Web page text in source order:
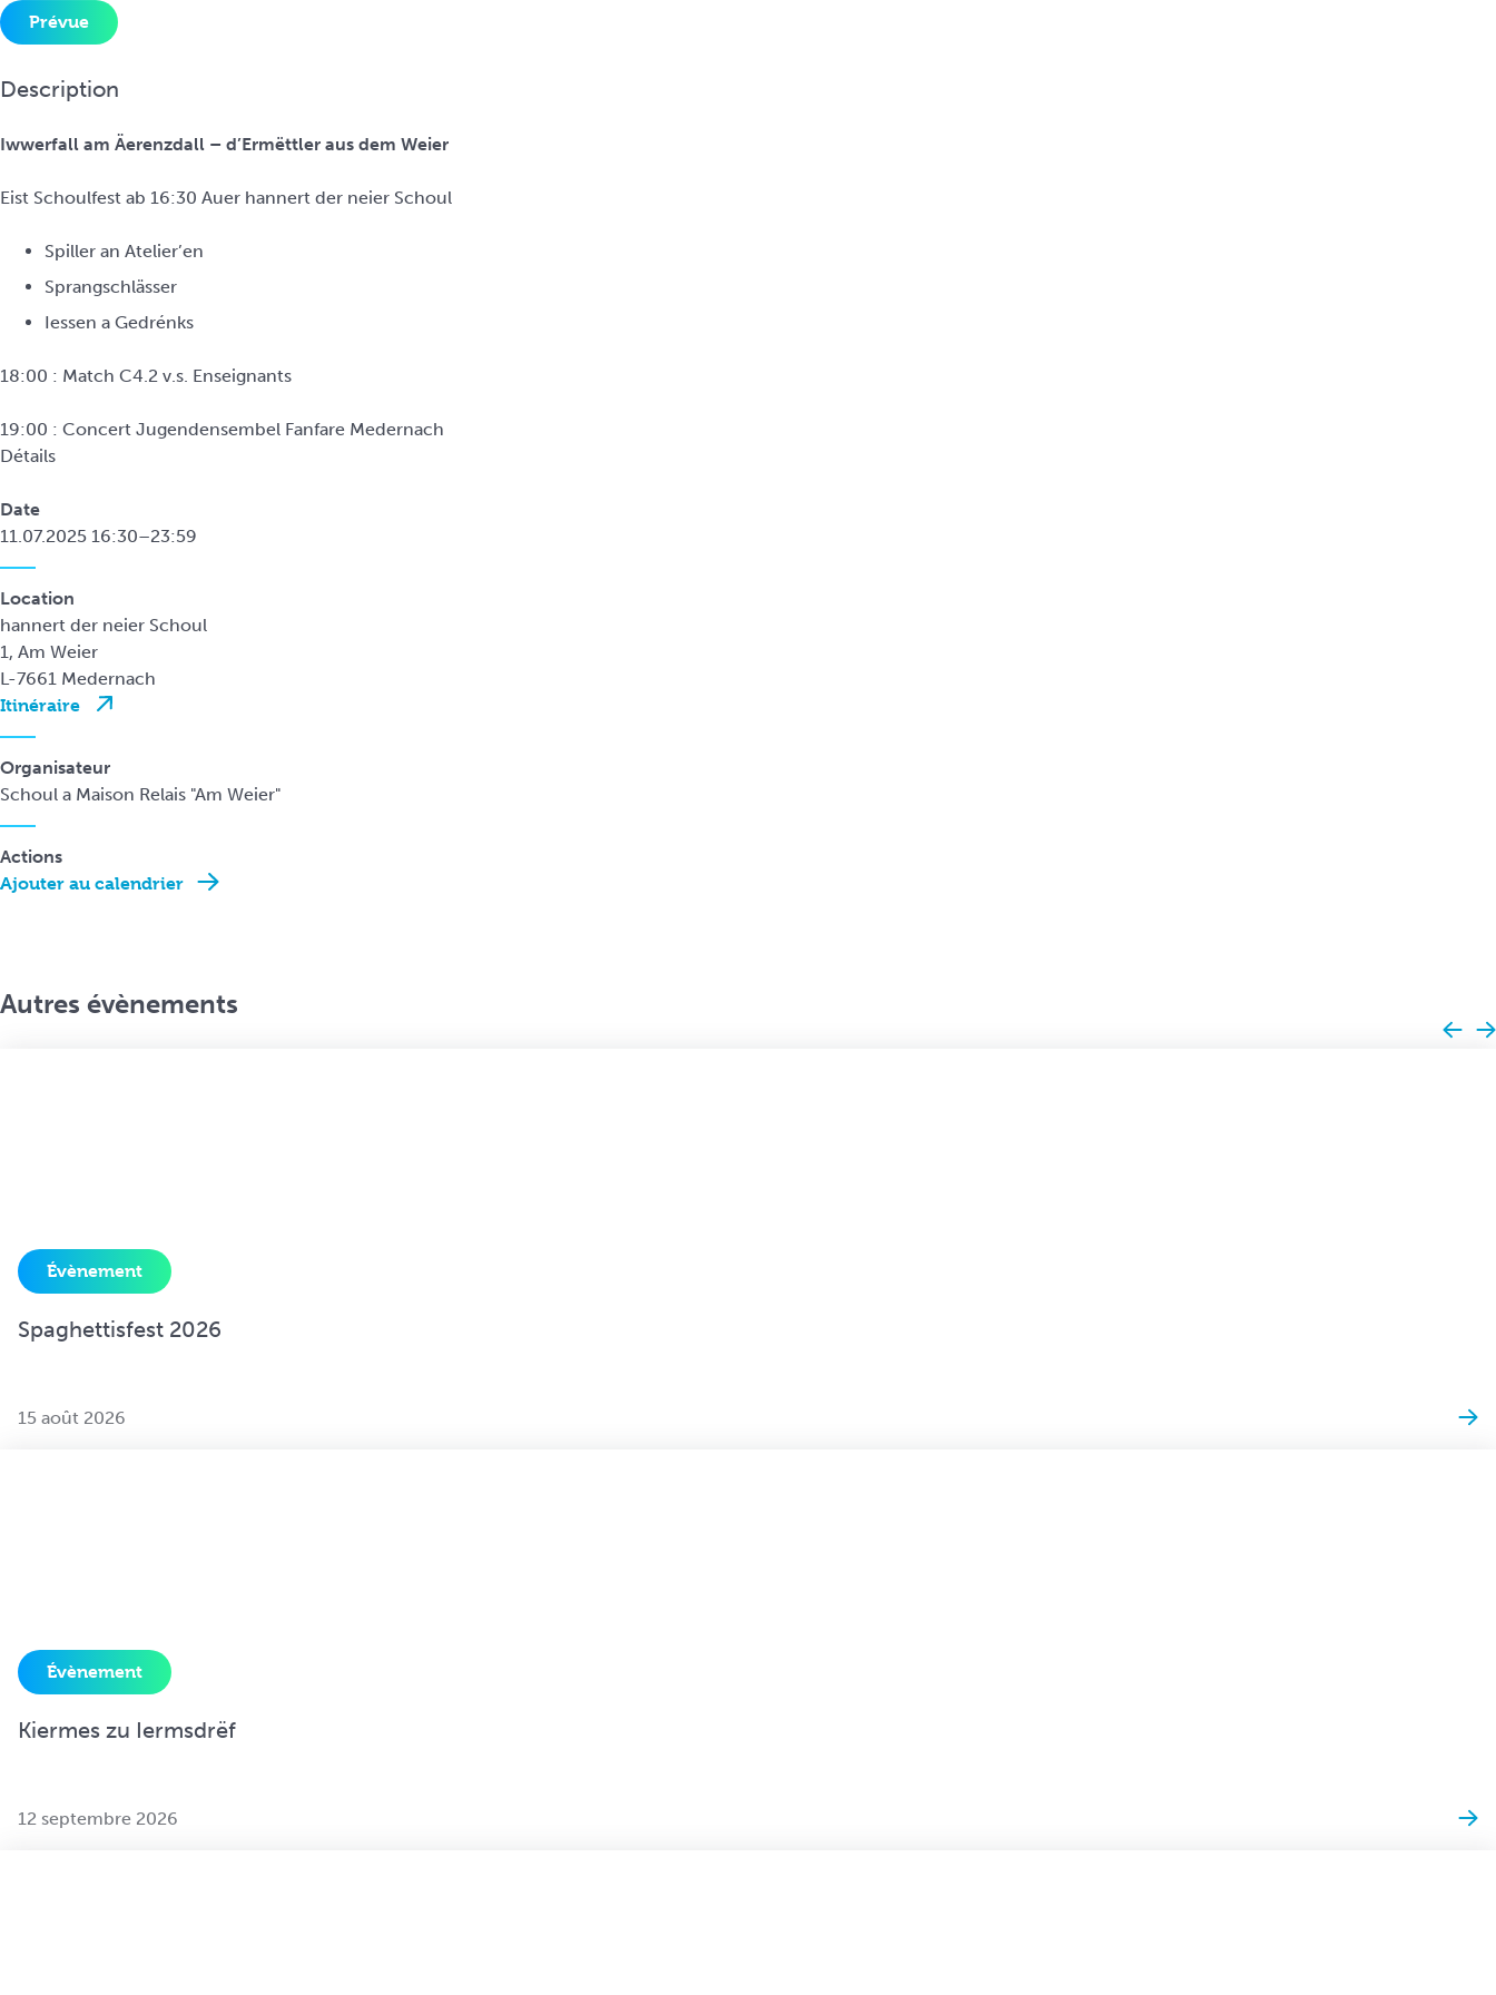
i
n
i
a
Prévue
Description
Iwwerfall am Äerenzdall – d’Ermëttler aus dem Weier
Eist Schoulfest ab 16:30 Auer hannert der neier Schoul
Spiller an Atelier’en
Sprangschlässer
Iessen a Gedrénks
18:00 : Match C4.2 v.s. Enseignants
19:00 : Concert Jugendensembel Fanfare Medernach
Détails
Date
11.07.2025 16:30–23:59
Location
hannert der neier Schoul
1, Am Weier
L-7661 Medernach
Itinéraire
Organisateur
Schoul a Maison Relais "Am Weier"
Actions
Ajouter au calendrier
Autres évènements
Évènement
Spaghettisfest 2026
15 août 2026
Évènement
Kiermes zu Iermsdrëf
12 septembre 2026